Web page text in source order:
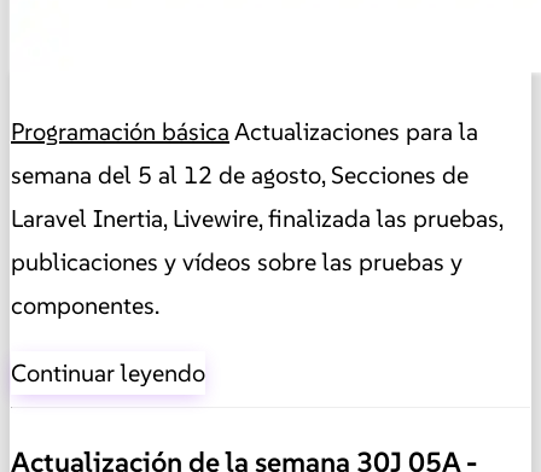
Programación básicaActualizaciones para la
semana del 5 al 12 de agosto, Secciones de
Laravel Inertia, Livewire, finalizada las pruebas,
publicaciones y vídeos sobre las pruebas y
componentes.
Continuar leyendo
Actualización de la semana 30J 05A -